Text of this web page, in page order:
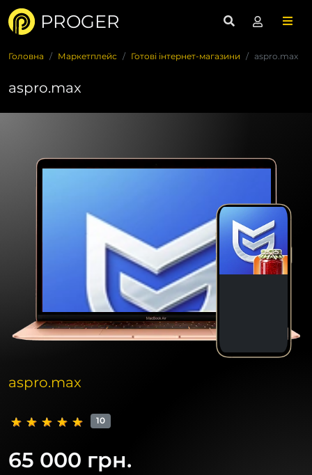
PROGER
Головна Маркетплейс Готові інтернет-магазини aspro.max
aspro.max
aspro.max
10
65 000 грн.